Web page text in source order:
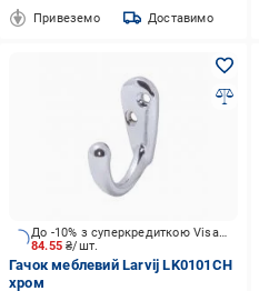
Привеземо Доставимо
84.55₴/шт.
До -10% з суперкредиткою Visa Вигода
Гачок меблевий Larvij LK0101CH
хром